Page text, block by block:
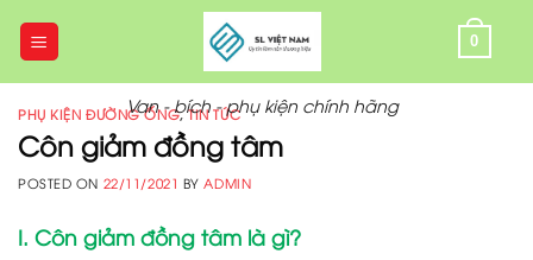
Van - bích - phụ kiện chính hãng
0
PHỤ KIỆN ĐƯỜNG ỐNG,TIN TỨC
Côn giảm đồng tâm
POSTED ON 22/11/2021 BY ADMIN
I. Côn giảm đồng tâm là gì?